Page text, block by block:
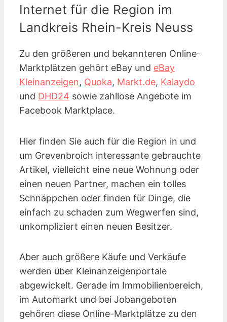
Internet für die Region im
Landkreis Rhein-Kreis Neuss
Zu den größeren und bekannteren Online-
Marktplätzen gehört eBay und eBay
Kleinanzeigen, Quoka, Markt.de, Kalaydo
und DHD24 sowie zahllose Angebote im
Facebook Marktplace.
Hier finden Sie auch für die Region in und
um Grevenbroich interessante gebrauchte
Artikel, vielleicht eine neue Wohnung oder
einen neuen Partner, machen ein tolles
Schnäppchen oder finden für Dinge, die
einfach zu schaden zum Wegwerfen sind,
unkompliziert einen neuen Besitzer.
Aber auch größere Käufe und Verkäufe
werden über Kleinanzeigen­portale
abgewickelt. Gerade im Immobilienbereich,
im Automarkt und bei Jobangeboten
gehören diese Online-Marktplätze zu den